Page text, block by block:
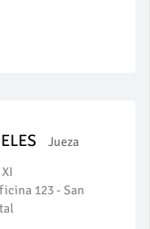
Jueza
123 - San